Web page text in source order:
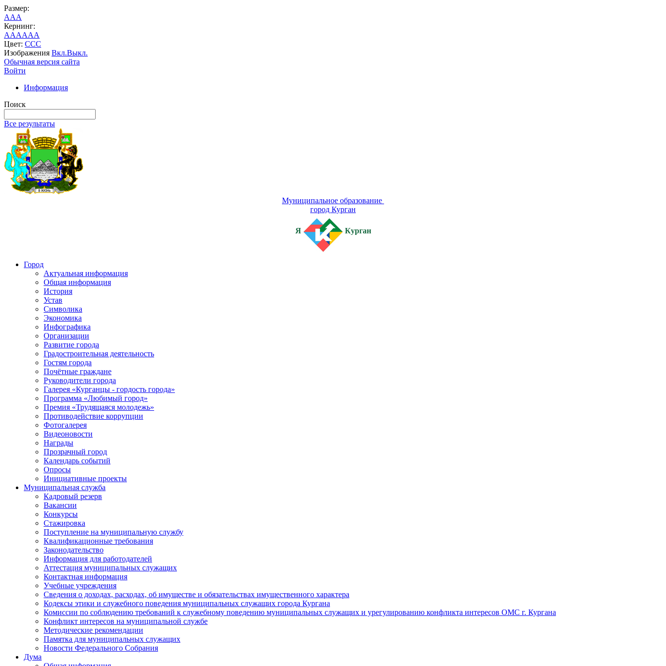
Размер:
AAA
Кернинг:
AAAAAA
Цвет: CCC
Изображения Вкл.Выкл.
Обычная версия сайта
Войти
Информация
Поиск
Все результаты
Муниципальное образование
город Курган
Я Курган
Город
Актуальная информация
Общая информация
История
Устав
Символика
Экономика
Инфографика
Организации
Развитие города
Градостроительная деятельность
Гостям города
Почётные граждане
Руководители города
Галерея «Курганцы - гордость города»
Программа «Любимый город»
Премия «Трудящаяся молодежь»
Противодействие коррупции
Фотогалерея
Видеоновости
Награды
Прозрачный город
Календарь событий
Опросы
Инициативные проекты
Муниципальная служба
Кадровый резерв
Вакансии
Конкурсы
Стажировка
Поступление на муниципальную службу
Квалификационные требования
Законодательство
Информация для работодателей
Аттестация муниципальных служащих
Контактная информация
Учебные учреждения
Сведения о доходах, расходах, об имуществе и обязательствах имущественного характера
Кодексы этики и служебного поведения муниципальных служащих города Кургана
Комиссии по соблюдению требований к служебному поведению муниципальных служащих и урегулированию конфликта интересов ОМС г. Кургана
Конфликт интересов на муниципальной службе
Методические рекомендации
Памятка для муниципальных служащих
Новости Федерального Cобрания
Дума